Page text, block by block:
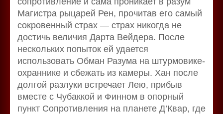
Магистра рыцарей Рен, прочитав его самый
сокровенный страх — страх никогда не
достичь величия Дарта Вейдера. После
нескольких попыток ей удается
использовать Обман Разума на штурмовике-
охраннике и сбежать из камеры. Хан после
долгой разлуки встречает Лею, прибыв
вместе с Чубаккой и Финном в опорный
пункт Сопротивления на планете Д’Квар, где